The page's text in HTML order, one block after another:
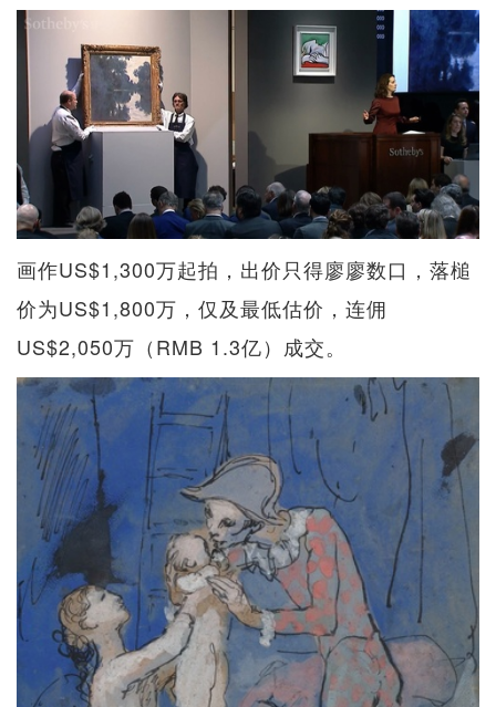
画作US$1,300万起拍，出价只得廖廖数口，落槌
价为US$1,800万，仅及最低估价，连佣
US$2,050万（RMB 1.3亿）成交。